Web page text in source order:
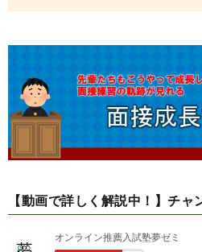
【動画で詳しく解説中！】チャ